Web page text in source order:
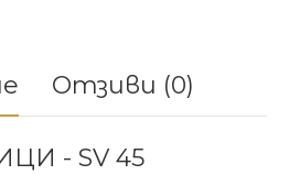
Отзиви (0)
- SV 45